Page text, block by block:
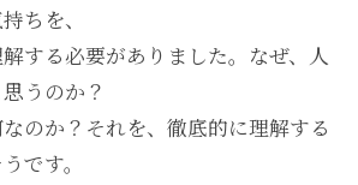
ちを、
する必要がありました。なぜ、人
うのか？
のか？それを、徹底的に理解する
です。